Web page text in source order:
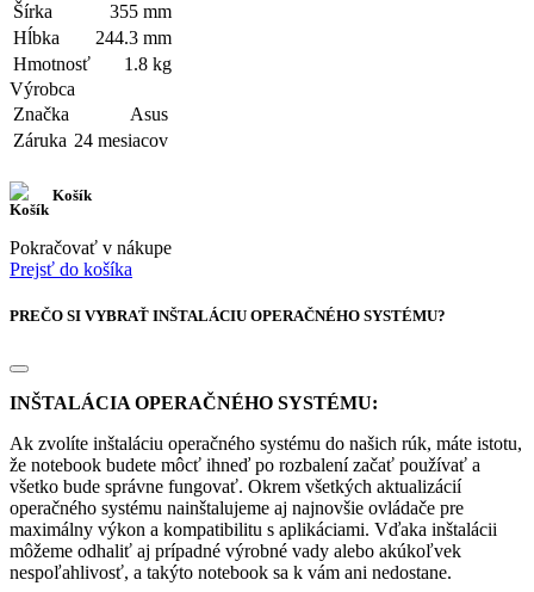
Šírka
355 mm
Hĺbka
244.3 mm
Hmotnosť
1.8 kg
Výrobca
Značka
Asus
Záruka 24 mesiacov
Košík
Pokračovať v nákupe
Prejsť do košíka
PREČO SI VYBRAŤ INŠTALÁCIU OPERAČNÉHO SYSTÉMU?
INŠTALÁCIA OPERAČNÉHO SYSTÉMU:
Ak zvolíte inštaláciu operačného systému do našich rúk, máte istotu,
že notebook budete môcť ihneď po rozbalení začať používať a
všetko bude správne fungovať. Okrem všetkých aktualizácií
operačného systému nainštalujeme aj najnovšie ovládače pre
maximálny výkon a kompatibilitu s aplikáciami. Vďaka inštalácii
môžeme odhaliť aj prípadné výrobné vady alebo akúkoľvek
nespoľahlivosť, a takýto notebook sa k vám ani nedostane.